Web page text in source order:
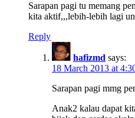
Sarapan pagi tu memang
kita aktif,,,lebih-lebih lagi
Reply
hafizmd says:
18 March 2013 at
Sarapan pagi mmg
Anak2 kalau dapat